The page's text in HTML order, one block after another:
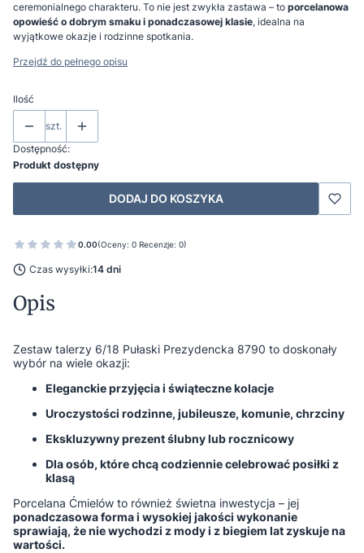
ceremonialnego charakteru. To nie jest zwykła zastawa – to porcelanowa
opowieść o dobrym smaku i ponadczasowej klasie, idealna na
wyjątkowe okazje i rodzinne spotkania.
Przejdź do pełnego opisu
Ilość
szt.
Dostępność:
Produkt dostępny
DODAJ DO KOSZYKA
0.00(Oceny: 0 Recenzje: 0)
Czas wysyłki:14 dni
Opis
Zestaw talerzy 6/18 Pułaski Prezydencka 8790 to doskonały
wybór na wiele okazji:
Eleganckie przyjęcia i świąteczne kolacje
Uroczystości rodzinne, jubileusze, komunie, chrzciny
Ekskluzywny prezent ślubny lub rocznicowy
Dla osób, które chcą codziennie celebrować posiłki z
klasą
Porcelana Ćmielów to również świetna inwestycja – jej
ponadczasowa forma i wysokiej jakości wykonanie
sprawiają, że nie wychodzi z mody i z biegiem lat zyskuje na
wartości.